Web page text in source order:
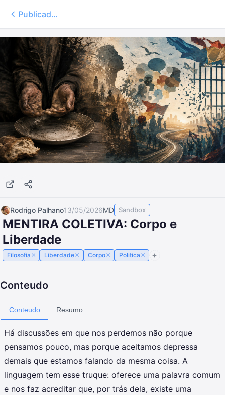
Publicados
Rodrigo Palhano13/05/2026MD Sandbox
MENTIRA COLETIVA: Corpo e
Liberdade
Filosofia × Liberdade× Corpo× Politica ×
Conteudo
Conteudo Resumo
Há discussões em que nos perdemos não porque
pensamos pouco, mas porque aceitamos depressa
demais que estamos falando da mesma coisa. A
linguagem tem esse truque: oferece uma palavra comum
e nos faz acreditar que, por trás dela, existe uma